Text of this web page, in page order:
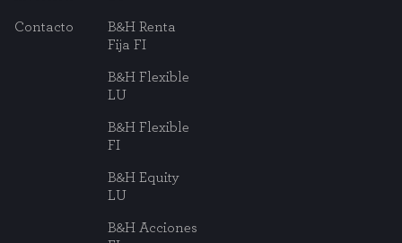
Contacto
B&H Renta
Fija FI
B&H Flexible
LU
B&H Flexible
FI
B&H Equity
LU
B&H Acciones
cookies" al pie de la página. También puedes consultar nuestra